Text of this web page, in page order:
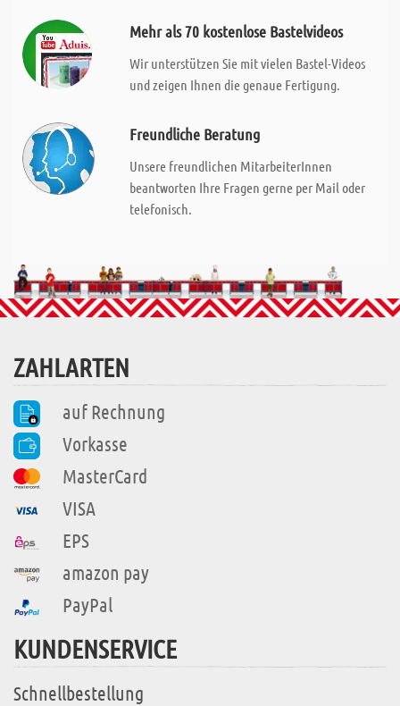
Mehr als 70 kostenlose Bastelvideos
Wir unterstützen Sie mit vielen Bastel-Videos
und zeigen Ihnen die genaue Fertigung.
Freundliche Beratung
Unsere freundlichen MitarbeiterInnen
beantworten Ihre Fragen gerne per Mail oder
telefonisch.
ZAHLARTEN
auf Rechnung
Vorkasse
MasterCard
VISA
EPS
amazon pay
PayPal
KUNDENSERVICE
Schnellbestellung